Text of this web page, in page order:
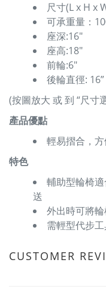
尺寸(L x H x
可承重量：
座深:16″
座高:18″
前輪:6″
後輪直徑: 16”
(按圖放大 或 到 “尺寸
產品優點
輕易摺合，
特色
輔助型輪椅
送
外出時可將
需輕型代步
CUSTOMER